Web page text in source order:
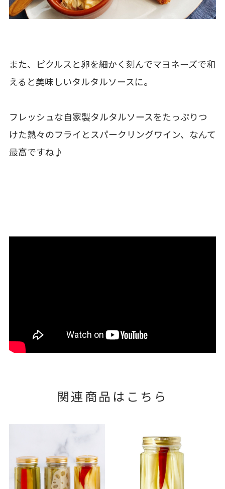
また、ピクルスと卵を細かく刻んでマヨネーズで和
えると美味しいタルタルソースに。
フレッシュな自家製タルタルソースをたっぷりつ
けた熱々のフライとスパークリングワイン、なんて
最高ですね♪
関連商品はこちら